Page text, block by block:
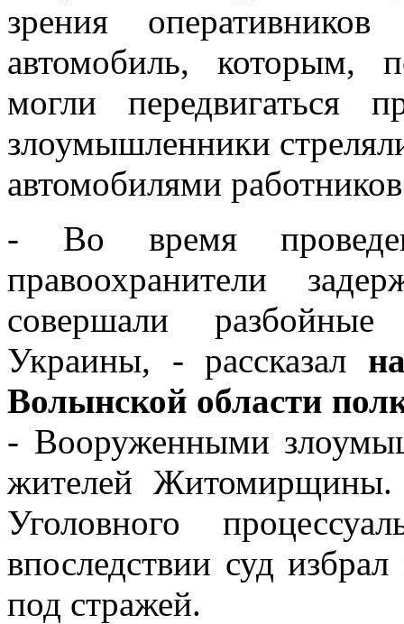
зрения
автомобиль, которым,
могли передвигаться
злоумышленники
автомобилями
- Во время
правоохранители
совершали
Украины, - рассказал
Волынской области
- Вооруженными
жителей Житомирщины.
Уголовного
впоследствии суд
под стражей.